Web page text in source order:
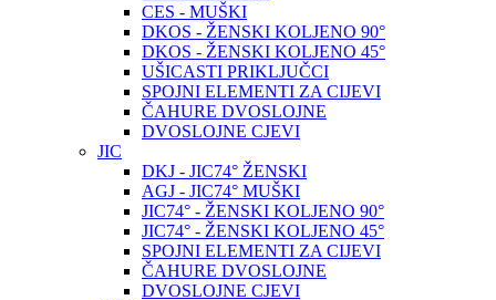
CES - MUŠKI
DKOS - ŽENSKI KOLJENO 90°
DKOS - ŽENSKI KOLJENO 45°
UŠICASTI PRIKLJUČCI
SPOJNI ELEMENTI ZA CIJEVI
ČAHURE DVOSLOJNE
DVOSLOJNE CJEVI
JIC
DKJ - JIC74° ŽENSKI
AGJ - JIC74° MUŠKI
JIC74° - ŽENSKI KOLJENO 90°
JIC74° - ŽENSKI KOLJENO 45°
SPOJNI ELEMENTI ZA CIJEVI
ČAHURE DVOSLOJNE
DVOSLOJNE CJEVI